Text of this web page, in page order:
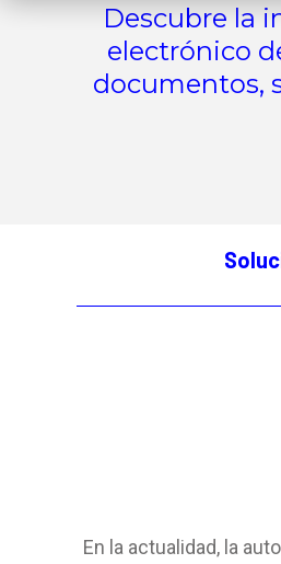
Descubre la
electrónico
documentos,
En la actualidad, la